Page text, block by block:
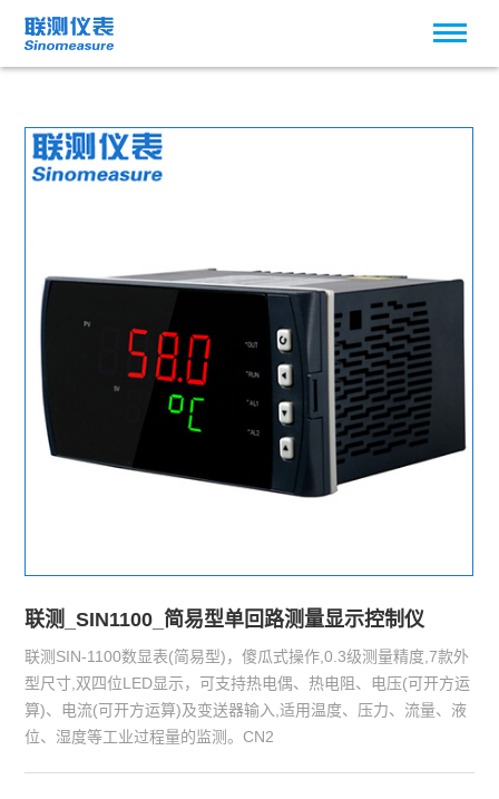
联测_SIN1100_简易型单回路测量显示控制仪
联测SIN-1100数显表(简易型)，傻瓜式操作,0.3级测量精度,7款外
型尺寸,双四位LED显示，可支持热电偶、热电阻、电压(可开方运
算)、电流(可开方运算)及变送器输入,适用温度、压力、流量、液
位、湿度等工业过程量的监测。CN2